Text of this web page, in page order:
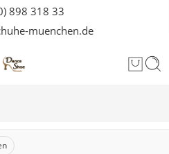
898 318 33
muenchen.de